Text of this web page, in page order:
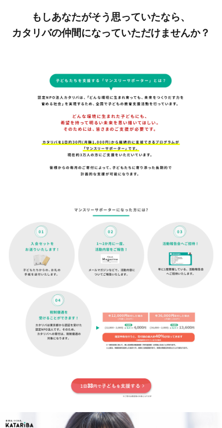
もしあなたがそう思っていたなら、
カタリバの仲間になっていただけませんか？